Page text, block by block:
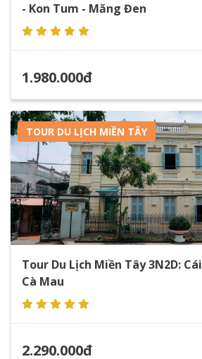
- Kon Tum - Măng Đen
1.980.000đ
TOUR DU LỊCH MIỀN TÂY
Tour Du Lịch Miền Tây 3N2D:
Cà Mau
2.290.000đ